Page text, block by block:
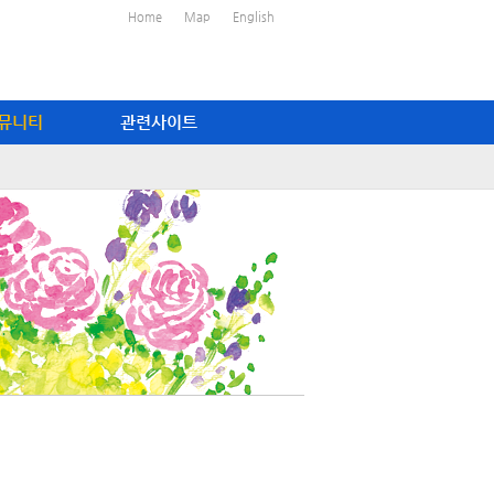
Home Map English
니티 관련사이트